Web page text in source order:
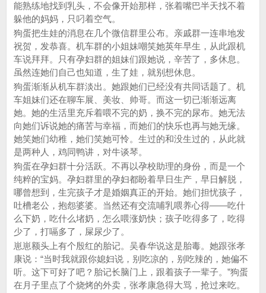
能熟练地找到乳头，不会像开始那样，张着嘴巴半天找不着
躲他的妈妈，只叼着空气。
狗蛋把生娃的消息在几个微信群里公布。亲戚群一连串地发
祝贺，发恭喜。机车群的小姐妹嘲笑她英年早生，从此跟机
车说拜拜。只有孕妇群的姐妹们跟她说，辛苦了，多休息。
虽然连她们自己也知道，生了娃，就别想休息。
狗蛋渐渐从机车群淡出。她跟她们已经没有共同话题了。机
车姐妹们还在聊车展、美妆、帅哥。而这一切已渐渐远离
她。她的生活里充斥着喂不完的奶，换不完的尿布。她无法
向她们诉说她的痛苦与幸福，而她们的快乐也再与她无缘。
她笑她们幼稚，她们笑她可怜。生过的和没生过的，从此就
是两种人，鸡同鸭讲，对牛谈琴。
狗蛋在孕妇群十分活跃。不再以孕校助理的身份，而是一个
纯粹的宝妈。孕妇群里的孕妇都盼着早日生产，早日解脱，
哪曾想到，生完孩子才是婚姻真正的开始。她们担忧孩子，
吐槽老公，抱怨婆婆。当然还有交流哺乳喂养心得——吃什
么下奶，吃什么堵奶，怎么喂涨奶快；孩子吃得多了，吃得
少了，打嗝多了，屎尿少了。
崽崽额头上有个殷红的胎记。吴春华说这是胎毒。她跟张孝
康说：“当时我就跟你媳妇说，别吃凉的，别吃辣的，她偏不
听。这下可好了吧？胎记长脑门上，跟着孩子一辈子。”狗蛋
在月子里点了个烧烤的外卖，张孝康急得大骂，抢过来吃。